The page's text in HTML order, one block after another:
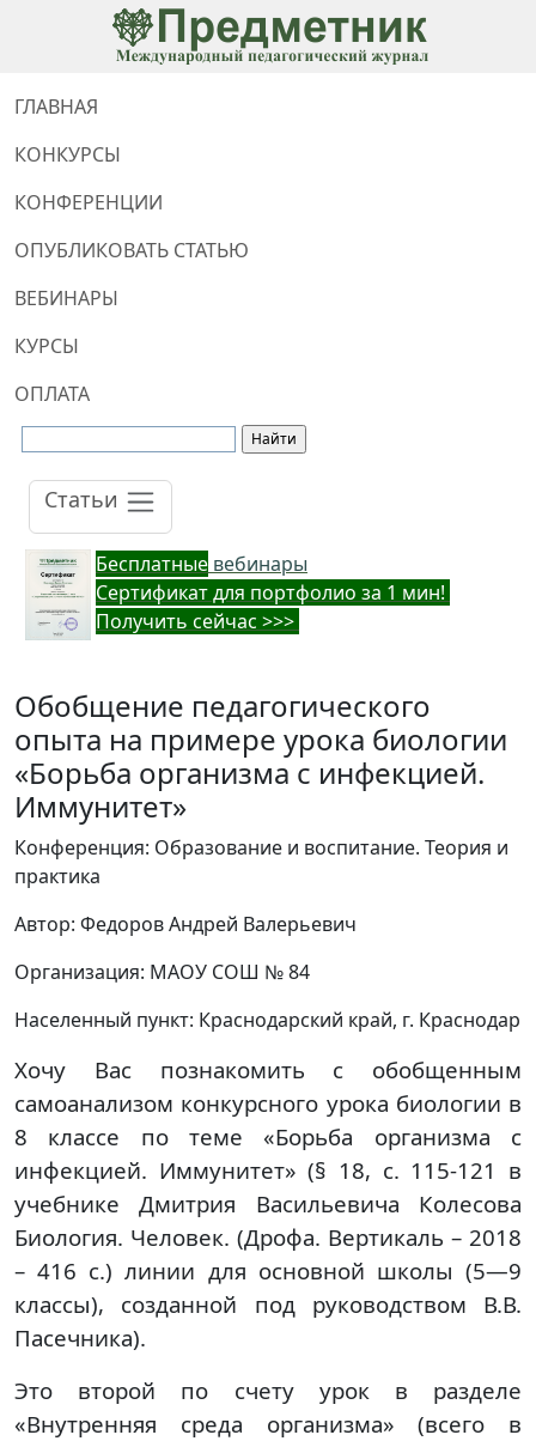
ГЛАВНАЯ
КОНКУРСЫ
КОНФЕРЕНЦИИ
ОПУБЛИКОВАТЬ СТАТЬЮ
ВЕБИНАРЫ
КУРСЫ
ОПЛАТА
Статьи
Бесплатные вебинары
Cертификат для портфолио за 1 мин!
Получить сейчас >>>
Обобщение педагогического
опыта на примере урока биологии
«Борьба организма с инфекцией.
Иммунитет»
Конференция: Образование и воспитание. Теория и
практика
Автор: Федоров Андрей Валерьевич
Организация: МАОУ СОШ № 84
Населенный пункт: Краснодарский край, г. Краснодар
Хочу Вас познакомить с обобщенным
самоанализом конкурсного урока биологии в
8 классе по теме «Борьба организма с
инфекцией. Иммунитет» (§ 18, с. 115-121 в
учебнике Дмитрия Васильевича Колесова
Биология. Человек. (Дрофа. Вертикаль – 2018
– 416 с.) линии для основной школы (5—9
классы), созданной под руководством В.В.
Пасечника).
Это второй по счету урок в разделе
«Внутренняя среда организма» (всего в